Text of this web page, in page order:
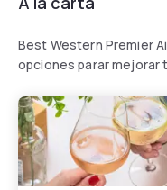
of 13.00 EUR per person
Best Western Premier
opciones parar mejorar